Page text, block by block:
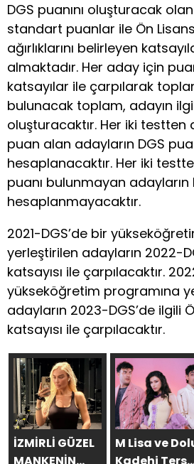
DGS puanını oluşturacak
standart puanlar ile Ön Lisans
ağırlıklarını belirleyen
almaktadır. Her aday için
katsayılar ile çarpılarak
bulunacak toplam, adayın
oluşturacaktır. Her iki testten
puan alan adayların DGS
hesaplanacaktır. Her iki
puanı bulunmayan adayların
hesaplanmayacaktır.
2021-DGS’de bir
yerleştirilen adayların 2022-
katsayısı ile çarpılacaktır.
yükseköğretim programına
adayların 2023-DGS’de ilgili
katsayısı ile çarpılacaktır.
İZMİRLİ GÜZEL
M Lisa ve